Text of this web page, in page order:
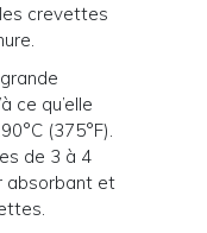
crevettes
ce qu’elle
(375°F).
de 3 à 4
absorbant et